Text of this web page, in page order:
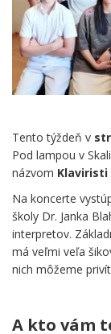
Tento týždeň v
Pod lampou v
názvom Klaviristi
Na koncerte
školy Dr. Janka
interpretov.
má veľmi veľa
nich môžeme
A kto vám